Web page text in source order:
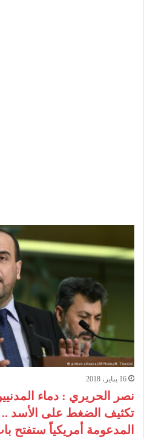
16 يناير، 2018
نصر الحريري : دماء
تكثيف الضغط على الأسد ..
المدعومة أمريكياً ستفتح